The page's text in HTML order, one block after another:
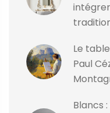
Le
Paul
Blancs